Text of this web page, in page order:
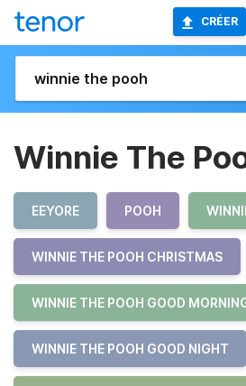
CRÉER
Winnie The
EEYORE POOH
WINNIE THE POOH CHRISTMAS
WINNIE THE POOH GOOD
WINNIE THE POOH GOOD NIGHT